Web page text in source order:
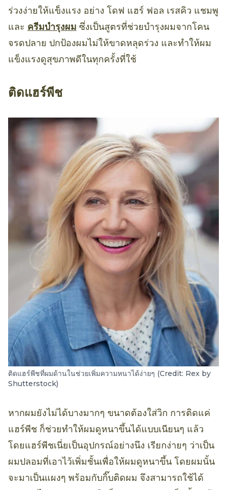
ร่วงง่ายให้แข็งแรง อย่าง โดฟ แฮร์ ฟอล เรสคิว แชมพู
และ ครีมบำรุงผม ซึ่งเป็นสูตรที่ช่วยบำรุงผมจากโคน
จรดปลาย ปกป้องผมไม่ให้ขาดหลุดร่วง และทำให้ผม
แข็งแรงดูสุขภาพดีในทุกครั้งที่ใช้
ติดแฮร์พีช
ติดแฮร์พีชที่ผมด้านในช่วยเพิ่มความหนาได้ง่ายๆ (Credit: Rex by
Shutterstock)
หากผมยังไม่ได้บางมากๆ ขนาดต้องใส่วิก การติดแค่
แฮร์พีช ก็ช่วยทำให้ผมดูหนาขึ้นได้แบบเนียนๆ แล้ว
โดยแฮร์พีชเนี่ยเป็นอุปกรณ์อย่างนึง เรียกง่ายๆ ว่าเป็น
ผมปลอมที่เอาไว้เพิ่มชั้นเพื่อให้ผมดูหนาขึ้น โดยผมนั้น
จะมาเป็นแผงๆ พร้อมกับกิ๊บติดผม จึงสามารถใช้ได้